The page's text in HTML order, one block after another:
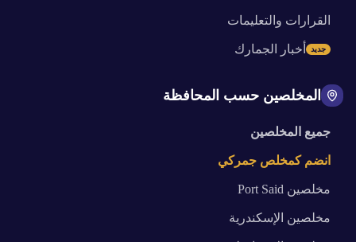
القرارات والتعليمات
أخبار الجمارك جديد
المخلصين حسب المحافظة
جميع المخلصين
انضم كمخلص جمركي
مخلصين Port Said
مخلصين الإسكندرية